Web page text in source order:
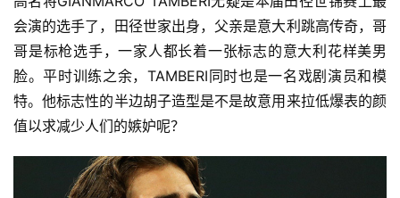
会演的选手了，田径世家出身，父亲是意大利跳高传奇，哥
哥是标枪选手，一家人都长着一张标志的意大利花样美男
脸。平时训练之余，TAMBERI同时也是一名戏剧演员和模
特。他标志性的半边胡子造型是不是故意用来拉低爆表的颜
值以求减少人们的嫉妒呢？